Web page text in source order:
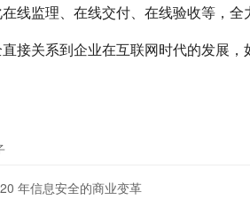
线监理、在线交付、在线验收等，全
接关系到企业在互联网时代的发展
年信息安全的商业变革